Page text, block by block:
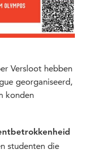
Versloot hebben
georganiseerd,
konden
studenten die